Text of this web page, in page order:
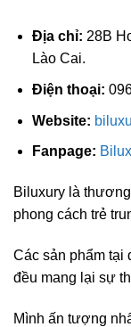
Địa chỉ: 28B
Lào Cai.
Điện thoại:
Website:
Fanpage:
Biluxury là
phong cách trẻ
Các sản phẩm tại
đều mang lại sự
Mình ấn tượng